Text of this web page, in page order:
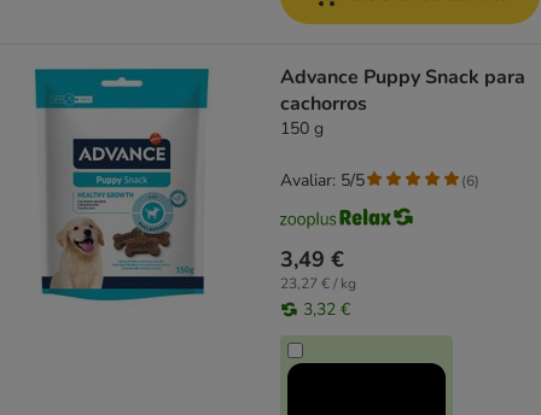
Advance Puppy Snack para
cachorros
150 g
3,49 €
23,27 € / kg
3,32 €
Avaliar: 5/5 (6)